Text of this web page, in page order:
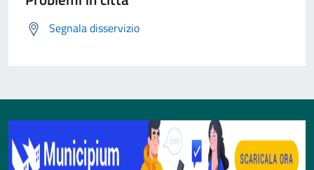
Segnala disservizio